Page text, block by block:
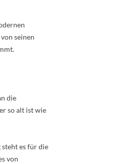
seinen
die
so alt ist wie
steht es für die
von